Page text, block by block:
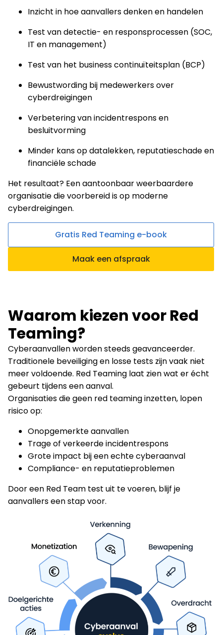
Inzicht in hoe aanvallers denken en handelen
Test van detectie- en responsprocessen (SOC,
IT en management)
Test van het business continuïteitsplan (BCP)
Bewustwording bij medewerkers over
cyberdreigingen
Verbetering van incidentrespons en
besluitvorming
Minder kans op datalekken, reputatieschade en
financiële schade
Het resultaat? Een aantoonbaar weerbaardere
organisatie die voorbereid is op moderne
cyberdreigingen.
Gratis Red Teaming e-book
Maak een afspraak
Waarom kiezen voor Red
Teaming?
Cyberaanvallen worden steeds geavanceerder.
Traditionele beveiliging en losse tests zijn vaak niet
meer voldoende. Red Teaming laat zien wat er écht
gebeurt tijdens een aanval.
Organisaties die geen red teaming inzetten, lopen
risico op:
Onopgemerkte aanvallen
Trage of verkeerde incidentrespons
Grote impact bij een echte cyberaanval
Compliance- en reputatieproblemen
Door een Red Team test uit te voeren, blijf je
aanvallers een stap voor.